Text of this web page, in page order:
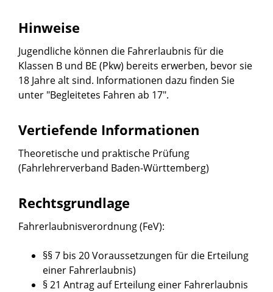
Hinweise
Jugendliche können die Fahrerlaubnis für die
Klassen B und BE (Pkw) bereits erwerben, bevor sie
18 Jahre alt sind. Informationen dazu finden Sie
unter "Begleitetes Fahren ab 17".
Vertiefende Informationen
Theoretische und praktische Prüfung
(Fahrlehrerverband Baden-Württemberg)
Rechtsgrundlage
Fahrerlaubnisverordnung (FeV):
§§ 7 bis 20 Voraussetzungen für die Erteilung
einer Fahrerlaubnis)
§ 21 Antrag auf Erteilung einer Fahrerlaubnis